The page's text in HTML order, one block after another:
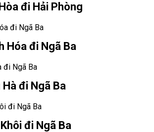
đi Hải Phòng
Hóa đi Ngã Ba
đi Ngã Ba
đi Ngã Ba